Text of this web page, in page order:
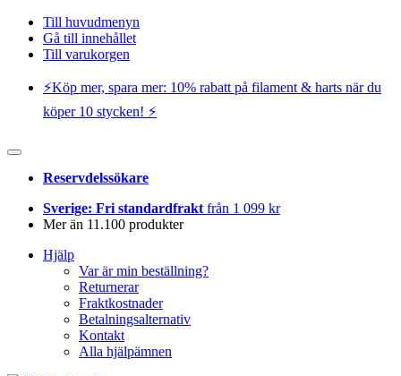
Till huvudmenyn
Gå till innehållet
Till varukorgen
⚡️Köp mer, spara mer: 10% rabatt på filament & harts när du
köper 10 stycken! ⚡️
Reservdelssökare
Sverige: Fri standardfrakt från 1 099 kr
Mer än 11.100 produkter
Hjälp
Var är min beställning?
Returnerar
Fraktkostnader
Betalningsalternativ
Kontakt
Alla hjälpämnen